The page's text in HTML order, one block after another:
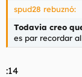
spud28 rebuznó:
Todavia creo
es par recordar
:14